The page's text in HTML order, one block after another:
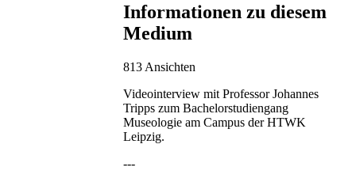
Informationen zu diesem
Medium
813 Ansichten
Videointerview mit Professor Johannes
Tripps zum Bachelorstudiengang
Museologie am Campus der HTWK
Leipzig.
---